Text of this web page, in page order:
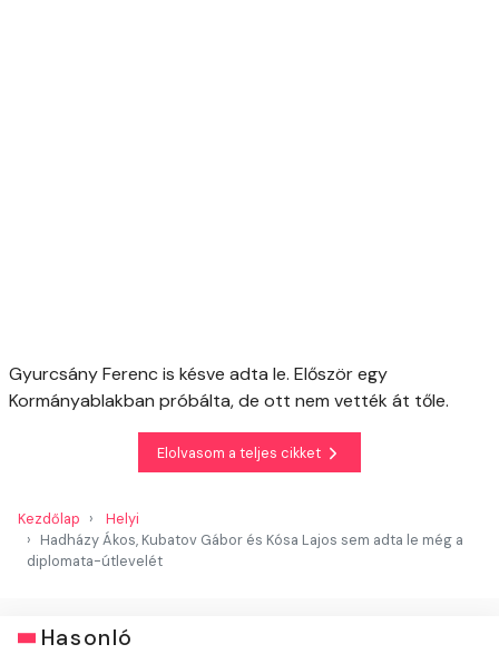
Gyurcsány Ferenc is késve adta le. Először egy
Kormányablakban próbálta, de ott nem vették át tőle.
Elolvasom a teljes cikket
Kezdőlap
Helyi
Hadházy Ákos, Kubatov Gábor és Kósa Lajos sem adta le még a
diplomata-útlevelét
Hasonló